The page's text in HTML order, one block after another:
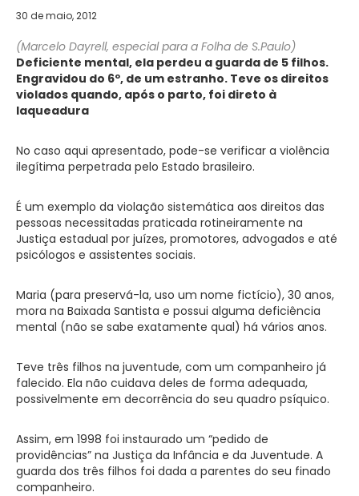
30 de maio, 2012
(Marcelo Dayrell, especial para a Folha de S.Paulo)
Deficiente mental, ela perdeu a guarda de 5 filhos.
Engravidou do 6º, de um estranho. Teve os direitos
violados quando, após o parto, foi direto à
laqueadura
No caso aqui apresentado, pode-se verificar a violência
ilegítima perpetrada pelo Estado brasileiro.
É um exemplo da violação sistemática aos direitos das
pessoas necessitadas praticada rotineiramente na
Justiça estadual por juízes, promotores, advogados e até
psicólogos e assistentes sociais.
Maria (para preservá-la, uso um nome fictício), 30 anos,
mora na Baixada Santista e possui alguma deficiência
mental (não se sabe exatamente qual) há vários anos.
Teve três filhos na juventude, com um companheiro já
falecido. Ela não cuidava deles de forma adequada,
possivelmente em decorrência do seu quadro psíquico.
Assim, em 1998 foi instaurado um “pedido de
providências” na Justiça da Infância e da Juventude. A
guarda dos três filhos foi dada a parentes do seu finado
companheiro.